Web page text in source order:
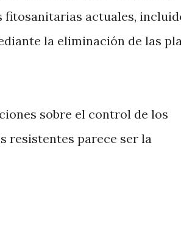
fitosanitarias actuales,
la eliminación de las
sobre el control de los
resistentes parece ser la